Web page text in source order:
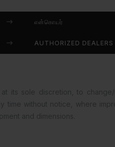
என்கொயர்
AUTHORIZED DEALERS